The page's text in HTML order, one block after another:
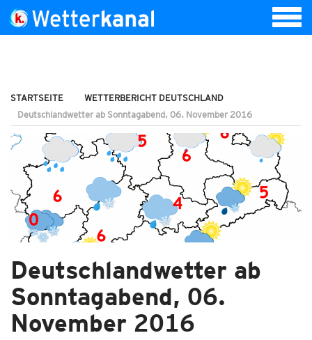
STARTSEITE
WETTERBERICHT DEUTSCHLAND
Deutschlandwetter ab Sonntagabend, 06. November 2016
Deutschlandwetter ab
Sonntagabend, 06.
November 2016